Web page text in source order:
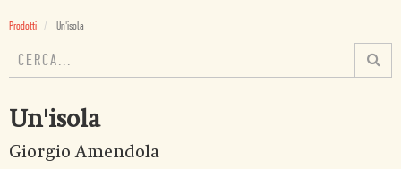
Prodotti Un'isola
Un'isola
Giorgio Amendola